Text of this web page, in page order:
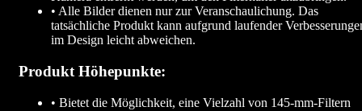
• Alle Bilder dienen nur zur Veranschaulichung. Das
tatsächliche Produkt kann aufgrund laufender
im Design leicht abweichen.
Produkt Höhepunkte:
• Bietet die Möglichkeit, eine Vielzahl von 145-mm-Filtern